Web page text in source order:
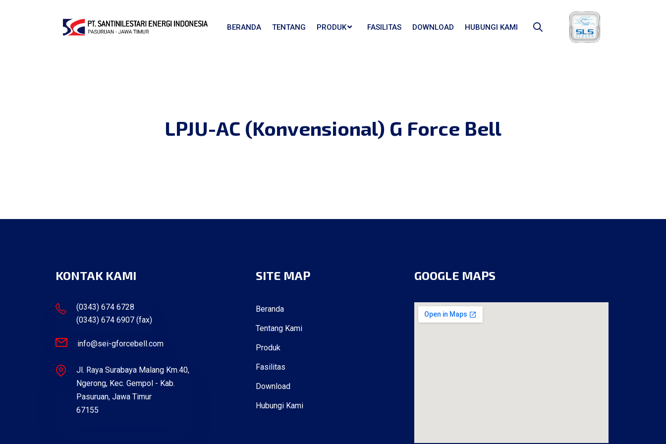
BERANDA TENTANG PRODUK FASILITAS DOWNLOAD HUBUNGI KAMI
LPJU-AC (Konvensional) G Force Bell
KONTAK KAMI
(0343) 674 6728
(0343) 674 6907 (fax)
info@sei-gforcebell.com
Jl. Raya Surabaya Malang Km.40,
Ngerong, Kec. Gempol - Kab.
Pasuruan, Jawa Timur
67155
SITE MAP
Beranda
Tentang Kami
Produk
Fasilitas
Download
Hubungi Kami
GOOGLE MAPS